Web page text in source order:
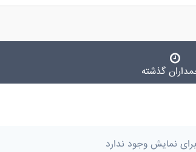
گذشته
نمایش وجود ندارد